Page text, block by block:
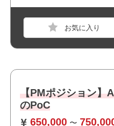
【PMポジション】
のPoC
650,000 〜
・最新技術に携われます
・上流工程に携われます
・幅広い年齢層の方が活
・短期のスポット案件です
業界
サービス
スキル
Java
経験
・顧客との要件のすり合わ
ことができる方
・自立駆動で主体的に業務